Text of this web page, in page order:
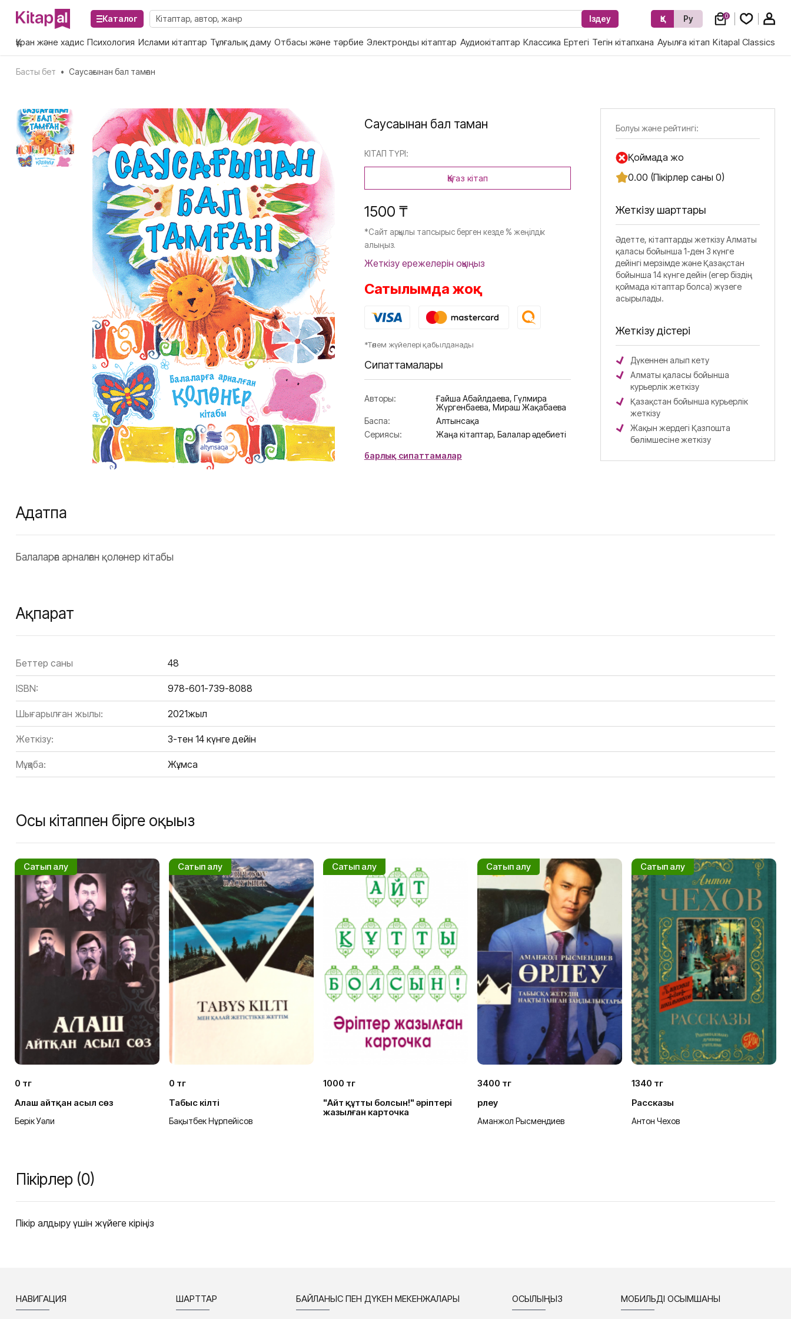
Каталог Іздеу Қз Ру 0
Құран және хадис Психология Ислами кітаптар Тұлғалық даму Отбасы және тәрбие Электронды кітаптар Аудиокітаптар Классика Ертегі Тегін кітапхана Ауылға кітап Kitapal Classics
Басты бет • Саусағынан бал тамған
Саусағынан бал тамған
КІТАП ТҮРІ:
Қағаз кітап
1500 ₸
*Сайт арқылы тапсырыс берген кезде % жеңілдік
алыңыз.
Жеткізу ережелерін оқыңыз
Сатылымда жоқ
*Төлем жүйелері қабылданады
Сипаттамалары
Авторы: Ғайша Абайлдаева, Гүлмира
Жүргенбаева, Мираш Жақабаева
Баспа:
Алтынсақа
Сериясы:
Жаңа кітаптар, Балалар әдебиеті
барлық сипаттамалар
Болуы және рейтингі:
Қоймада жоқ
0.00 (Пікірлер саны 0)
Жеткізу шарттары
Әдетте, кітаптарды жеткізу Алматы
қаласы бойынша 1-ден 3 күнге
дейінгі мерзімде және Қазақстан
бойынша 14 күнге дейін (егер біздің
қоймада кітаптар болса) жүзеге
асырылады.
Жеткізу әдістері
Дүкеннен алып кету
Алматы қаласы бойынша
курьерлік жеткізу
Қазақстан бойынша курьерлік
жеткізу
Жақын жердегі Қазпошта
бөлімшесіне жеткізу
Аңдатпа
Балаларға арналған қолөнер кітабы
Ақпарат
Беттер саны 48
ISBN: 978-601-739-8088
Шығарылған жылы: 2021жыл
Жеткізу: 3-тен 14 күнге дейін
Мұқаба: Жұмсақ
Осы кітаппен бірге оқыңыз
Сатып алу
0 тг
Алаш айтқан асыл сөз
Берік Уәли
Сатып алу
0 тг
Табыс кілті
Бақытбек Нұрпейісов
Сатып алу
1000 тг
"Айт құтты болсын!" әріптері
жазылған карточка
Сатып алу
3400 тг
Өрлеу
Аманжол Рысмендиев
Сатып алу
1340 тг
Рассказы
Антон Чехов
Пікірлер (0)
Пікір қалдыру үшін жүйеге кіріңіз
НАВИГАЦИЯ ШАРТТАР БАЙЛАНЫС ПЕН ДҮКЕН МЕКЕНЖАЛАРЫ ҚОСЫЛЫҢЫЗ МОБИЛЬДІ ҚОСЫМШАНЫ